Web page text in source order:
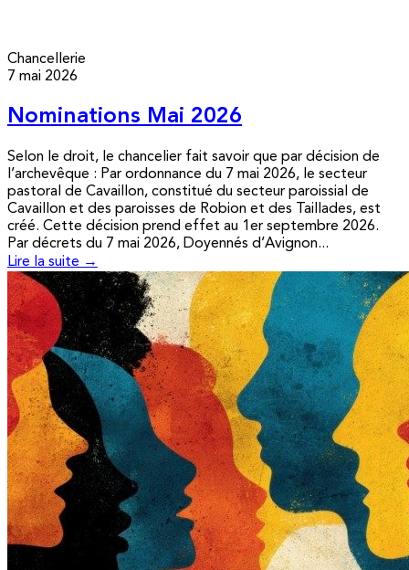
Chancellerie
7 mai 2026
Nominations Mai 2026
Selon le droit, le chancelier fait savoir que par décision de
l’archevêque : Par ordonnance du 7 mai 2026, le secteur
pastoral de Cavaillon, constitué du secteur paroissial de
Cavaillon et des paroisses de Robion et des Taillades, est
créé. Cette décision prend effet au 1er septembre 2026.
Par décrets du 7 mai 2026, Doyennés d’Avignon...
Lire la suite →